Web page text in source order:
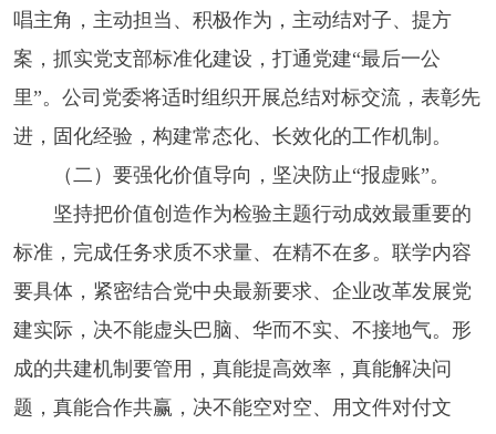
唱主角，主动担当、积极作为，主动结对子、提方
案，抓实党支部标准化建设，打通党建“最后一公
里”。公司党委将适时组织开展总结对标交流，表彰先
进，固化经验，构建常态化、长效化的工作机制。
（二）要强化价值导向，坚决防止“报虚账”。
坚持把价值创造作为检验主题行动成效最重要的
标准，完成任务求质不求量、在精不在多。联学内容
要具体，紧密结合党中央最新要求、企业改革发展党
建实际，决不能虚头巴脑、华而不实、不接地气。形
成的共建机制要管用，真能提高效率，真能解决问
题，真能合作共赢，决不能空对空、用文件对付文